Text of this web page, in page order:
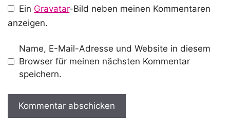
Ein Gravatar-Bild neben meinen Kommentaren
anzeigen.
Name, E-Mail-Adresse und Website in diesem
Browser für meinen nächsten Kommentar
speichern.